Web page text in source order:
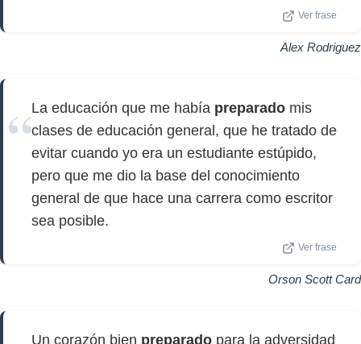
Ver frase
Alex Rodriguez
La educación que me había preparado mis
clases de educación general, que he tratado de
evitar cuando yo era un estudiante estúpido,
pero que me dio la base del conocimiento
general de que hace una carrera como escritor
sea posible.
Ver frase
Orson Scott Card
Un corazón bien preparado para la adversidad